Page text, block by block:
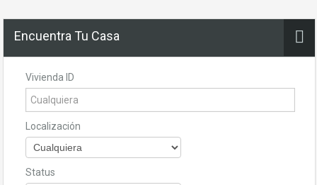
Encuentra Tu Casa
Vivienda ID
Localización
Status